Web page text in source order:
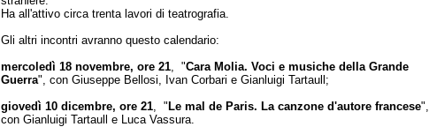
Ha all'attivo circa trenta lavori di teatrografia.
Gli altri incontri avranno questo calendario:
mercoledì 18 novembre, ore 21, "Cara Molia. Voci e musiche della Grande
Guerra", con Giuseppe Bellosi, Ivan Corbari e Gianluigi Tartaull;
giovedì 10 dicembre, ore 21, " Le mal de Paris. La canzone d'autore francese",
con Gianluigi Tartaull e Luca Vassura.